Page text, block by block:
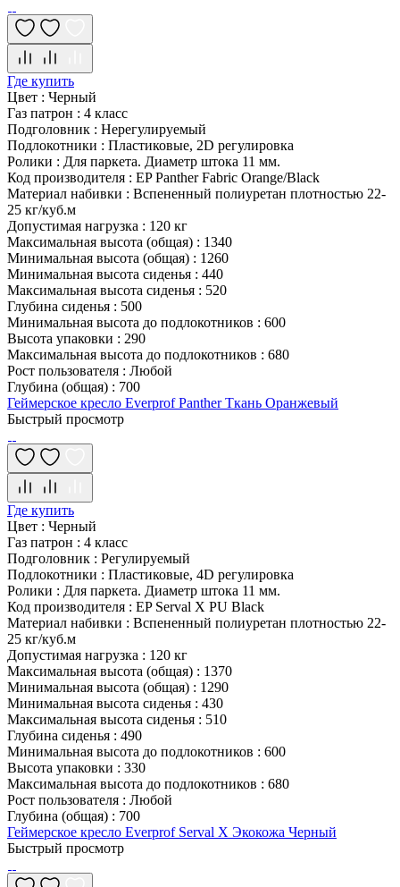
Где купить
Цвет : Черный
Газ патрон : 4 класс
Подголовник : Нерегулируемый
Подлокотники : Пластиковые, 2D регулировка
Ролики : Для паркета. Диаметр штока 11 мм.
Код производителя : EP Panther Fabric Orange/Black
Материал набивки : Вспененный полиуретан плотностью 22-
25 кг/куб.м
Допустимая нагрузка : 120 кг
Максимальная высота (общая) : 1340
Минимальная высота (общая) : 1260
Минимальная высота сиденья : 440
Максимальная высота сиденья : 520
Глубина сиденья : 500
Минимальная высота до подлокотников : 600
Высота упаковки : 290
Максимальная высота до подлокотников : 680
Рост пользователя : Любой
Глубина (общая) : 700
Геймерское кресло Everprof Panther Ткань Оранжевый
Быстрый просмотр
Где купить
Цвет : Черный
Газ патрон : 4 класс
Подголовник : Регулируемый
Подлокотники : Пластиковые, 4D регулировка
Ролики : Для паркета. Диаметр штока 11 мм.
Код производителя : EP Serval X PU Black
Материал набивки : Вспененный полиуретан плотностью 22-
25 кг/куб.м
Допустимая нагрузка : 120 кг
Максимальная высота (общая) : 1370
Минимальная высота (общая) : 1290
Минимальная высота сиденья : 430
Максимальная высота сиденья : 510
Глубина сиденья : 490
Минимальная высота до подлокотников : 600
Высота упаковки : 330
Максимальная высота до подлокотников : 680
Рост пользователя : Любой
Глубина (общая) : 700
Геймерское кресло Everprof Serval X Экокожа Черный
Быстрый просмотр